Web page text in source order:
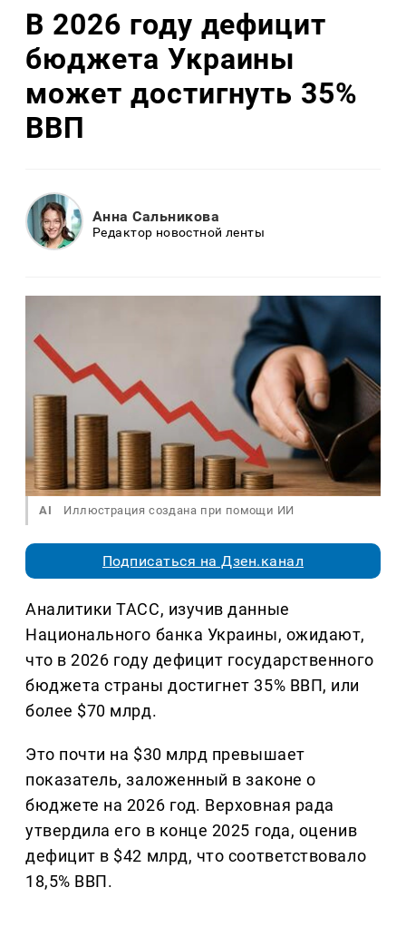
В 2026 году дефицит
бюджета Украины
может достигнуть 35%
ВВП
Анна Сальникова
Редактор новостной ленты
AI Иллюстрация создана при помощи ИИ
Подписаться на Дзен.канал
Аналитики ТАСС, изучив данные
Национального банка Украины, ожидают,
что в 2026 году дефицит государственного
бюджета страны достигнет 35% ВВП, или
более $70 млрд.
Это почти на $30 млрд превышает
показатель, заложенный в законе о
бюджете на 2026 год. Верховная рада
утвердила его в конце 2025 года, оценив
дефицит в $42 млрд, что соответствовало
18,5% ВВП.